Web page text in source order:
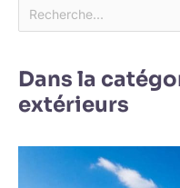
Dans la
extérieurs